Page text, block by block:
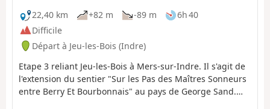
22,40 km
+82 m -89 m
6h 40
Difficile
Départ à Jeu-les-Bois (Indre)
Etape 3 reliant Jeu-les-Bois à Mers-sur-Indre. Il s'agit de
l'extension du sentier "Sur les Pas des Maîtres Sonneurs
entre Berry Et Bourbonnais" au pays de George Sand.